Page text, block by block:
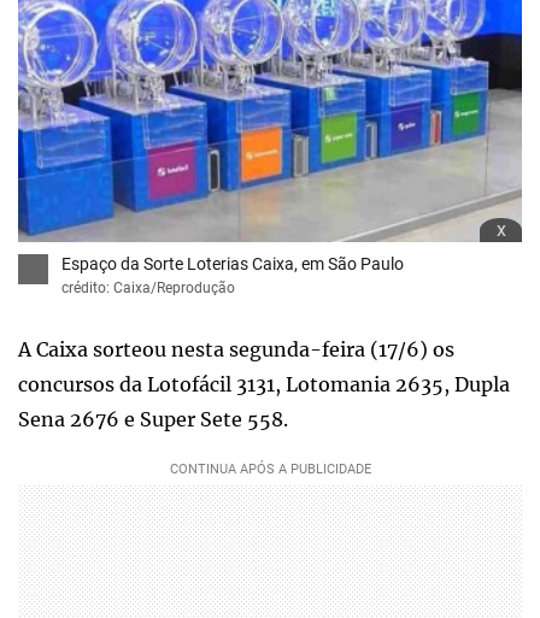
x
Espaço da Sorte Loterias Caixa, em São Paulo
crédito: Caixa/Reprodução
A Caixa sorteou nesta segunda-feira (17/6) os
concursos da Lotofácil 3131, Lotomania 2635, Dupla
Sena 2676 e Super Sete 558.